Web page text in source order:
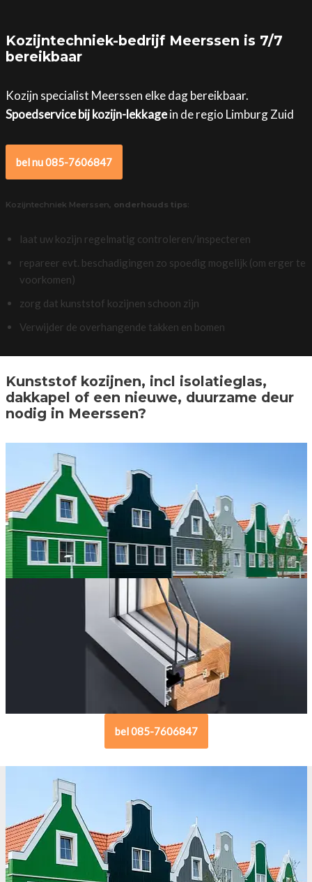
Kozijntechniek-bedrijf Meerssen is 7/7
bereikbaar
Kozijn specialist Meerssen elke dag bereikbaar.
Spoedservice bij kozijn-lekkagein de regio Limburg Zuid
bel nu 085-7606847
Kozijntechniek Meerssen, onderhouds tips:
laat uw kozijn regelmatig controleren/inspecteren
repareer evt. beschadigingen zo spoedig mogelijk (om erger te
voorkomen)
zorg dat kunststof kozijnen schoon zijn
Verwijder de overhangende takken en bomen
Kunststof kozijnen, incl isolatieglas,
dakkapel of een nieuwe, duurzame deur
nodig in Meerssen?
bel 085-7606847